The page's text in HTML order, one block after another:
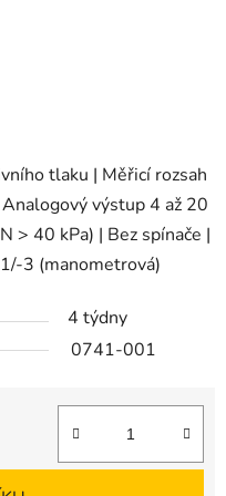
tlaku | Měřicí rozsah
výstup 4 až 20
> 40 kPa) | Bez spínače |
3 (manometrová)
4 týdny
0741-001